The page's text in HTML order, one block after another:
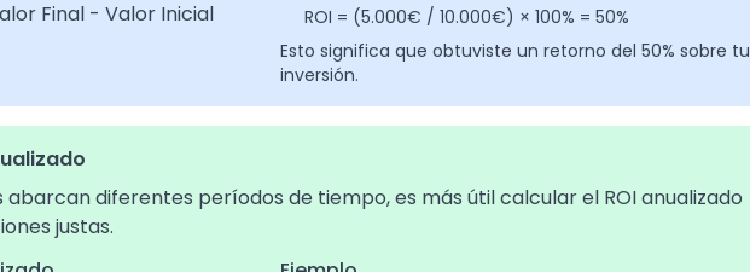
Final - Valor Inicial
ROI = (5.000€ / 10.000€) × 100% = 50%
Esto significa que obtuviste un retorno del 50% sobre tu
inversión.
abarcan diferentes períodos de tiempo, es más útil calcular el ROI anualizado
justas.